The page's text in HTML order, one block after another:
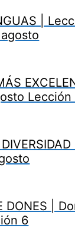
|
Lección
DONES |
6